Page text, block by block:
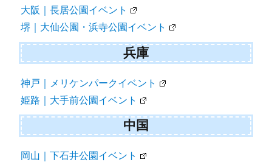
大阪｜長居公園イベント
堺｜大仙公園・浜寺公園イベント
兵庫
神戸｜メリケンパークイベント
姫路｜大手前公園イベント
中国
岡山｜下石井公園イベント